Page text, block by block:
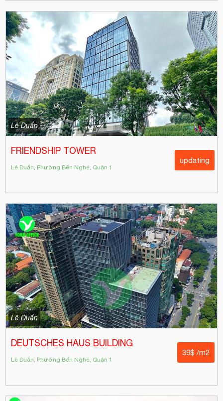
Lê Duẩn
FRIENDSHIP TOWER
Lê Duẩn, Phường Bến Nghé, Quận 1
updating
Lê Duẩn
DEUTSCHES HAUS BUILDING
Lê Duẩn, Phường Bến Nghé, Quận 1
39$ /m2